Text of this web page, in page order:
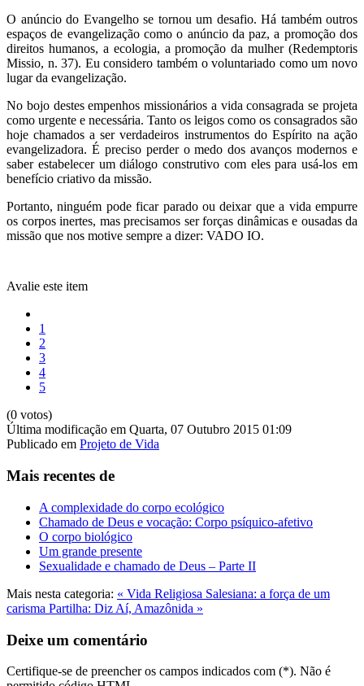
O anúncio do Evangelho se tornou um desafio. Há também outros
espaços de evangelização como o anúncio da paz, a promoção dos
direitos humanos, a ecologia, a promoção da mulher (Redemptoris
Missio, n. 37). Eu considero também o voluntariado como um novo
lugar da evangelização.
No bojo destes empenhos missionários a vida consagrada se projeta
como urgente e necessária. Tanto os leigos como os consagrados são
hoje chamados a ser verdadeiros instrumentos do Espírito na ação
evangelizadora. É preciso perder o medo dos avanços modernos e
saber estabelecer um diálogo construtivo com eles para usá-los em
benefício criativo da missão.
Portanto, ninguém pode ficar parado ou deixar que a vida empurre
os corpos inertes, mas precisamos ser forças dinâmicas e ousadas da
missão que nos motive sempre a dizer: VADO IO.
Avalie este item
1
2
3
4
5
(0 votos)
Última modificação em Quarta, 07 Outubro 2015 01:09
Publicado em Projeto de Vida
Mais recentes de
A complexidade do corpo ecológico
Chamado de Deus e vocação: Corpo psíquico-afetivo
O corpo biológico
Um grande presente
Sexualidade e chamado de Deus – Parte II
Mais nesta categoria: « Vida Religiosa Salesiana: a força de um
carisma Partilha: Diz Aí, Amazônida »
Deixe um comentário
Certifique-se de preencher os campos indicados com (*). Não é